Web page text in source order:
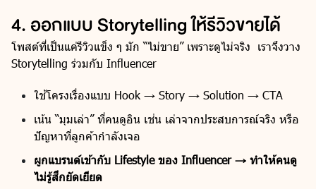
4. ออกแบบ Storytelling ให้รีวิวขายได้
โพสต์ที่เป็นแค่รีวิวแข็ง ๆ มัก “ไม่ขาย” เพราะดูไม่จริง เราจึงวาง
Storytelling ร่วมกับ Influencer
ใช้โครงเรื่องแบบ Hook → Story → Solution → CTA
เน้น “มุมเล่า” ที่คนดูอิน เช่น เล่าจากประสบการณ์จริง หรือ
ปัญหาที่ลูกค้ากำลังเจอ
ผูกแบรนด์เข้ากับ Lifestyle ของ Influencer → ทำให้คนดู
ไม่รู้สึกยัดเยียด